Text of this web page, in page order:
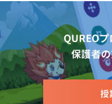
QUREO
保護者
授